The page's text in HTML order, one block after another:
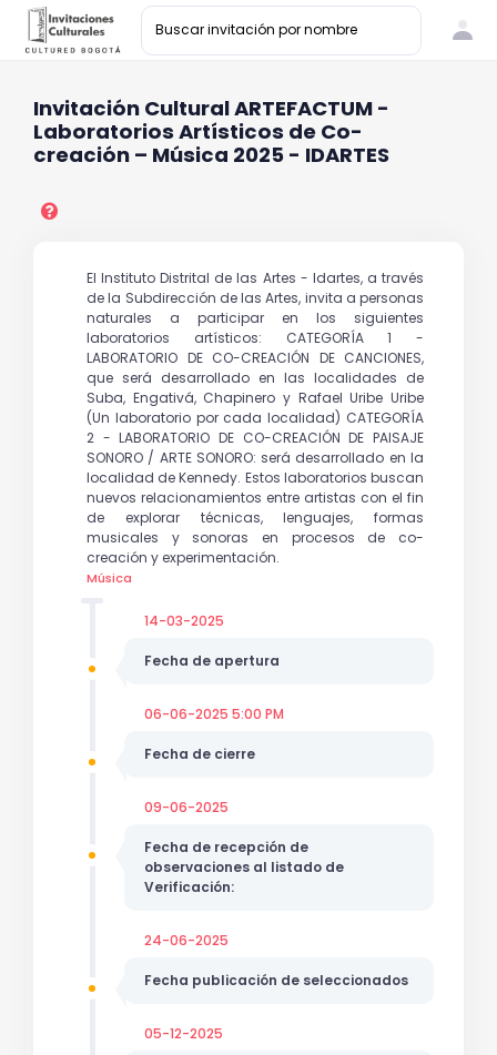
Invitación Cultural ARTEFACTUM -
Laboratorios Artísticos de Co-
creación – Música 2025 - IDARTES
El Instituto Distrital de las Artes - Idartes, a través
de la Subdirección de las Artes, invita a personas
naturales a participar en los siguientes
laboratorios artísticos: CATEGORÍA 1 -
LABORATORIO DE CO-CREACIÓN DE CANCIONES,
que será desarrollado en las localidades de
Suba, Engativá, Chapinero y Rafael Uribe Uribe
(Un laboratorio por cada localidad) CATEGORÍA
2 - LABORATORIO DE CO-CREACIÓN DE PAISAJE
SONORO / ARTE SONORO: será desarrollado en la
localidad de Kennedy. Estos laboratorios buscan
nuevos relacionamientos entre artistas con el fin
de explorar técnicas, lenguajes, formas
musicales y sonoras en procesos de co-
creación y experimentación.
Música
14-03-2025
Fecha de apertura
06-06-2025 5:00 PM
Fecha de cierre
09-06-2025
Fecha de recepción de
observaciones al listado de
Verificación:
24-06-2025
Fecha publicación de seleccionados
05-12-2025